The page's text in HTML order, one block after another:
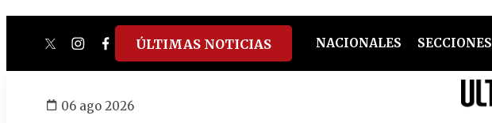
twitterinstagram
facebook
tiktokyoutube
spotify
ÚLTIMAS NOTICIAS NACIONALES SECCIONES
06 ago 2026